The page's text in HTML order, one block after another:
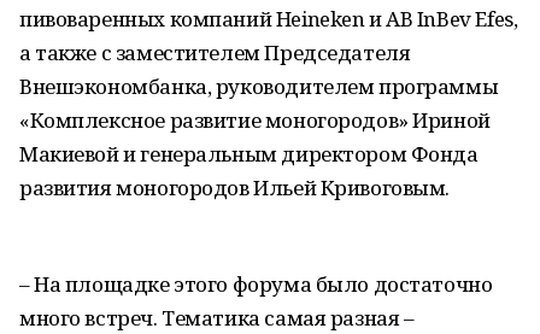
пивоваренных компаний Heineken и AB InBev Efes,
а также с заместителем Председателя
Внешэкономбанка, руководителем программы
«Комплексное развитие моногородов» Ириной
Макиевой и генеральным директором Фонда
развития моногородов Ильей Кривоговым.
– На площадке этого форума было достаточно
много встреч. Тематика самая разная –